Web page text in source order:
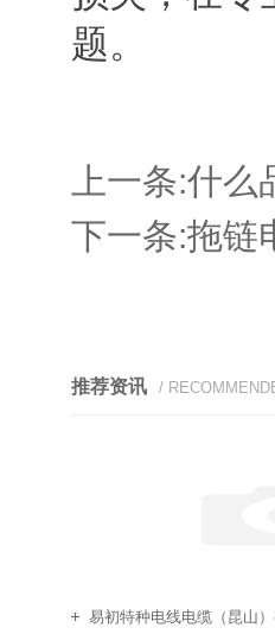
题。
上一条:什么
下一条:拖链
推荐资讯 /
易初特种电线电缆（昆山